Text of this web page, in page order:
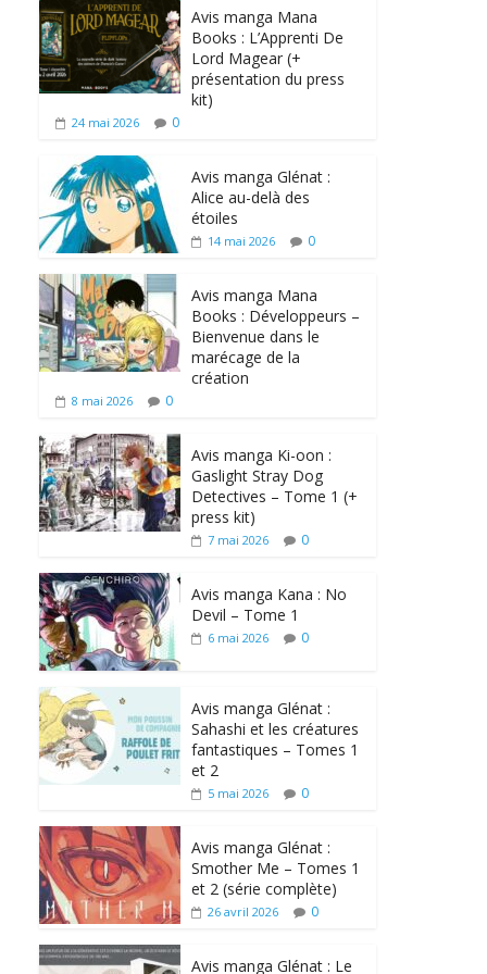
Avis manga Mana
Books : L’Apprenti De
Lord Magear (+
présentation du press
kit)
24 mai 2026 0
Avis manga Glénat :
Alice au-delà des
étoiles
14 mai 2026 0
Avis manga Mana
Books : Développeurs –
Bienvenue dans le
marécage de la
création
8 mai 2026 0
Avis manga Ki-oon :
Gaslight Stray Dog
Detectives – Tome 1 (+
press kit)
7 mai 2026 0
Avis manga Kana : No
Devil – Tome 1
6 mai 2026 0
Avis manga Glénat :
Sahashi et les créatures
fantastiques – Tomes 1
et 2
5 mai 2026 0
Avis manga Glénat :
Smother Me – Tomes 1
et 2 (série complète)
26 avril 2026 0
Avis manga Glénat : Le